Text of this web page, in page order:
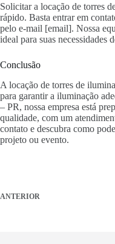
Solicitar a locação de torres
rápido. Basta entrar em
pelo e-mail [email]. Nossa
ideal para suas necessidades
Conclusão
A locação de torres de
para garantir a iluminação
– PR, nossa empresa está
qualidade, com um
contato e descubra como
projeto ou evento.
ANTERIOR